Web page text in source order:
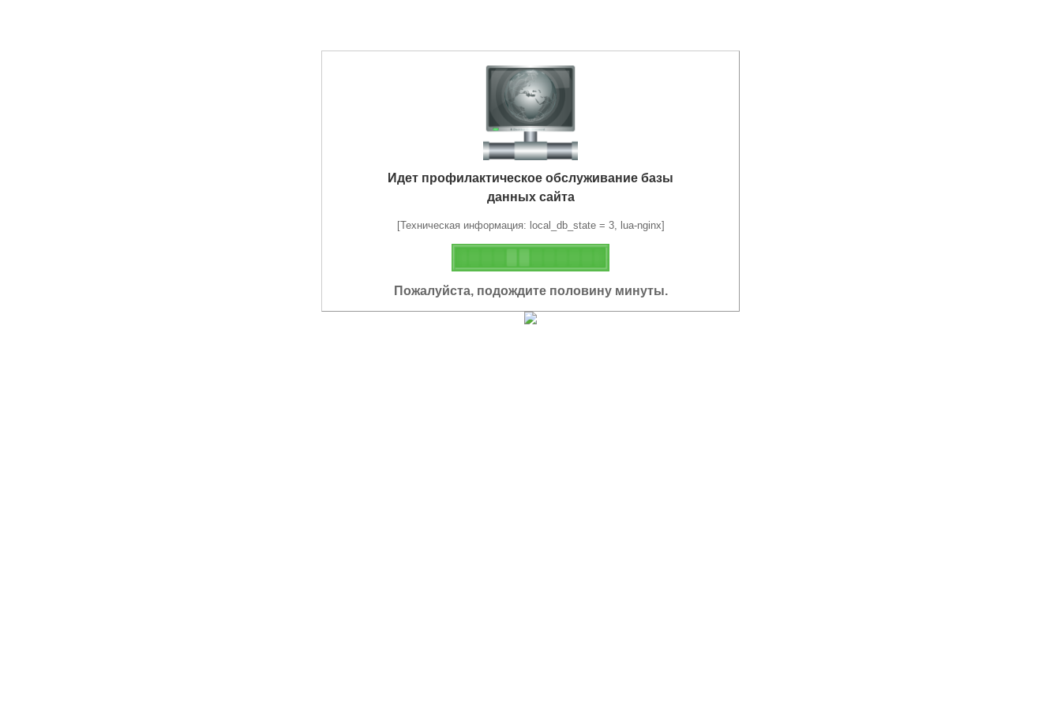
Идет профилактическое обслуживание базы
данных сайта
[Техническая информация: local_db_state = 3, lua-nginx]
Пожалуйста, подождите половину минуты.